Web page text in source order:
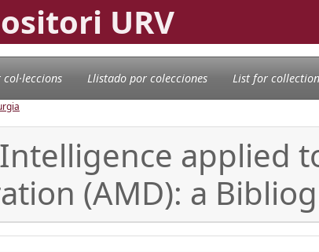
URV
Llistado por colecciones List for
applied
(AMD): a